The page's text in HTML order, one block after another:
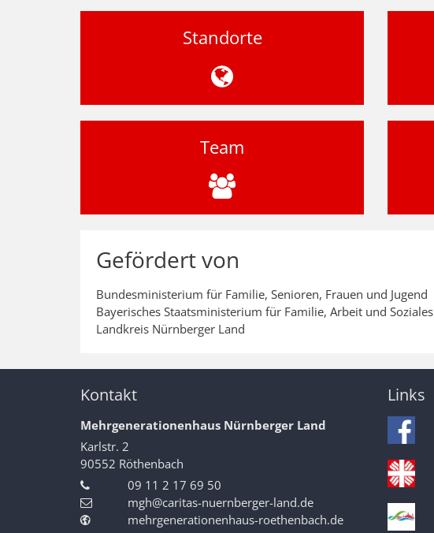
Standorte
Team
Gefördert von
Bundesministerium für Familie, Senioren, Frauen und Jugend
Bayerisches Staatsministerium für Familie, Arbeit und Soziales
Landkreis Nürnberger Land
Kontakt
Mehrgenerationenhaus Nürnberger Land
Karlstr. 2
90552 Röthenbach
09 11 2 17 69 50
mgh@caritas-nuernberger-land.de
mehrgenerationenhaus-roethenbach.de
Links